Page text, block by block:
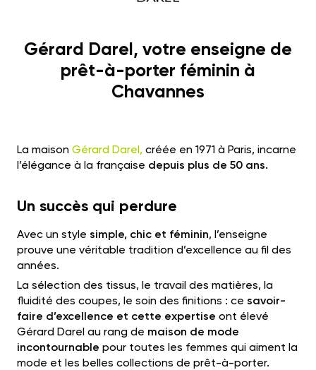
Gérard Darel, votre enseigne de
prêt-à-porter féminin à
Chavannes
La maison Gérard Darel, créée en 1971 à Paris, incarne
l’élégance à la française depuis plus de 50 ans.
Un succès qui perdure
Avec un style simple, chic et féminin, l’enseigne
prouve une véritable tradition d’excellence au fil des
années.
La sélection des tissus, le travail des matières, la
fluidité des coupes, le soin des finitions : ce savoir-
faire d’excellence et cette expertise ont élevé
Gérard Darel au rang de maison de mode
incontournable pour toutes les femmes qui aiment la
mode et les belles collections de prêt-à-porter.